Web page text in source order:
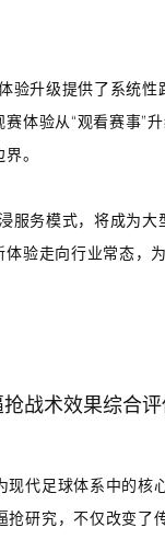
升级提供了系统
体验从“观看赛事”
。
务模式，将成为
验走向行业常态，
战术效果综合
现代足球体系中的核
抢研究，不仅改变了